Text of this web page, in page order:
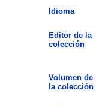
Idioma
Editor de la
colección
Volumen de
la colección